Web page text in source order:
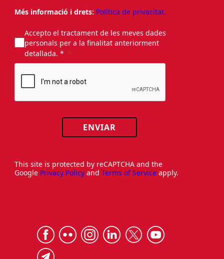
Més informació i drets: Política de privacitat.
Accepto el tractament de les meves dades
personals per a la finalitat anteriorment
detallada. *
ENVIAR
This site is protected by reCAPTCHA and the
Google Privacy Policy and Terms of Service apply.